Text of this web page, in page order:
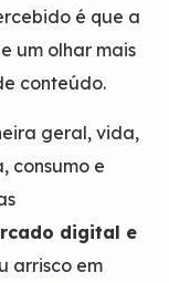
é que a
um olhar mais
conteúdo.
geral, vida,
consumo e
digital e
arrisco em